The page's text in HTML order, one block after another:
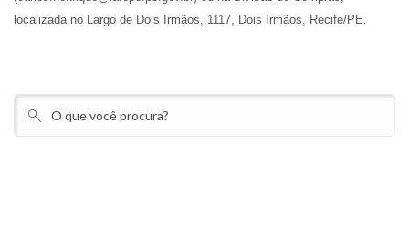
localizada no Largo de Dois Irmãos, 1117, Dois Irmãos, Recife/PE.